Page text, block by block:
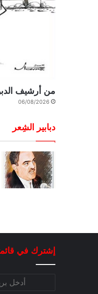
من أرشيف
06/08/2026
دبابير الشِعر
إشترك في